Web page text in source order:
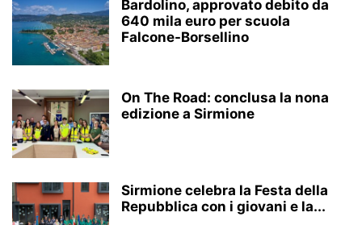
Bardolino, approvato debito da
640 mila euro per scuola
Falcone-Borsellino
On The Road: conclusa la nona
edizione a Sirmione
Sirmione celebra la Festa della
Repubblica con i giovani e la...